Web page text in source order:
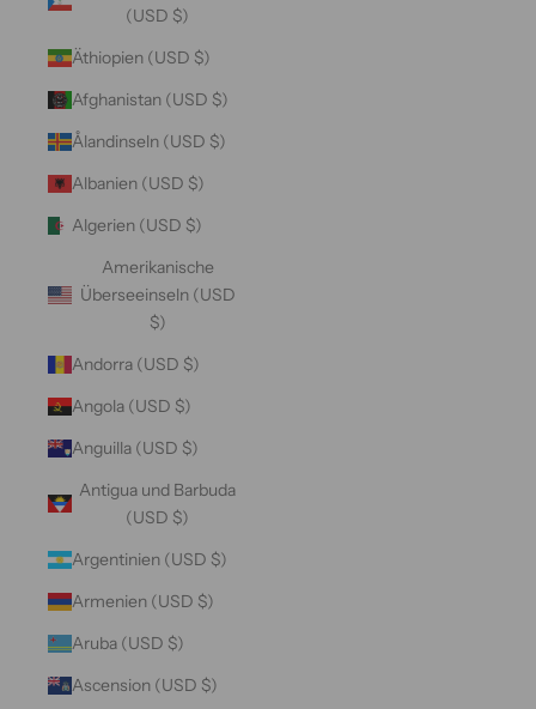
(USD $)
Äthiopien (USD $)
Afghanistan (USD $)
Ålandinseln (USD $)
Albanien (USD $)
Algerien (USD $)
Amerikanische
Überseeinseln (USD
$)
Andorra (USD $)
Angola (USD $)
Anguilla (USD $)
Antigua und Barbuda
(USD $)
Argentinien (USD $)
Armenien (USD $)
Aruba (USD $)
Ascension (USD $)